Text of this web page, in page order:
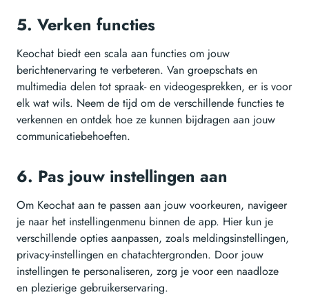
5. Verken functies
Keochat biedt een scala aan functies om jouw
berichtenervaring te verbeteren. Van groepschats en
multimedia delen tot spraak- en videogesprekken, er is voor
elk wat wils. Neem de tijd om de verschillende functies te
verkennen en ontdek hoe ze kunnen bijdragen aan jouw
communicatiebehoeften.
6. Pas jouw instellingen aan
Om Keochat aan te passen aan jouw voorkeuren, navigeer
je naar het instellingenmenu binnen de app. Hier kun je
verschillende opties aanpassen, zoals meldingsinstellingen,
privacy-instellingen en chatachtergronden. Door jouw
instellingen te personaliseren, zorg je voor een naadloze
en plezierige gebruikerservaring.